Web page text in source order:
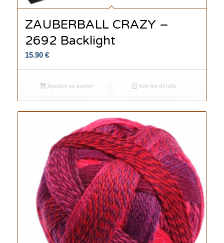
ZAUBERBALL CRAZY –
2692 Backlight
15.90 €
Ajouter au panier Voir les détails